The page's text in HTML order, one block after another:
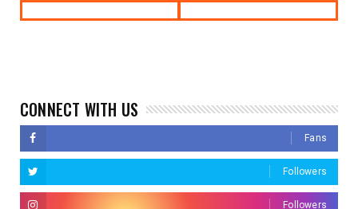
CONNECT WITH US
Fans
Followers
Followers